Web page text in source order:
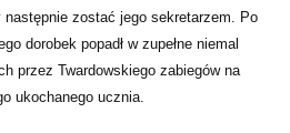
zostać jego sekretarzem. Po
dorobek popadł w zupełne niemal
przez Twardowskiego zabiegów na
ukochanego ucznia.